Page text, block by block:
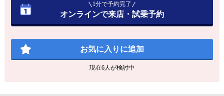
1分で予約完了
オンラインで来店・試乗予約
お気に入りに追加
現在6人が検討中